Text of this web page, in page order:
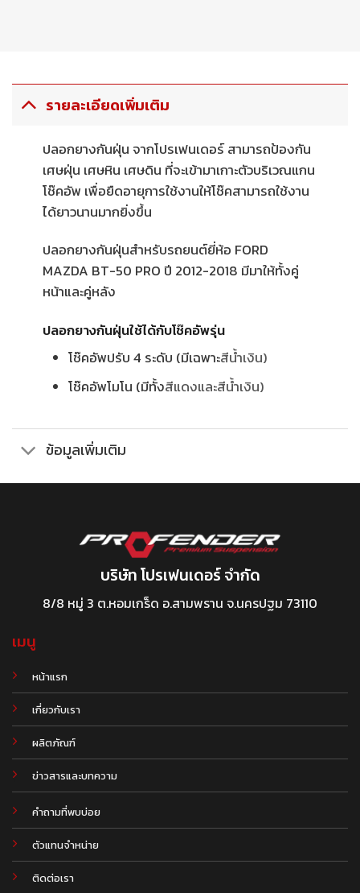
รายละเอียดเพิ่มเติม
ปลอกยางกันฝุ่น จากโปรเฟนเดอร์ สามารถป้องกัน
เศษฝุ่น เศษหิน เศษดิน ที่จะเข้ามาเกาะตัวบริเวณแกน
โช๊คอัพ เพื่อยืดอายุการใช้งานให้โช๊คสามารถใช้งาน
ได้ยาวนานมากยิ่งขึ้น
ปลอกยางกันฝุ่นสำหรับรถยนต์ยี่ห้อ FORD
MAZDA BT-50 PRO ปี 2012-2018 มีมาให้ทั้งคู่
หน้าและคู่หลัง
ปลอกยางกันฝุ่นใช้ได้กับโช๊คอัพรุ่น
โช๊คอัพปรับ 4 ระดับ (มีเฉพาะสีน้ำเงิน)
โช๊คอัพโมโน (มีทั้งสีแดงและสีน้ำเงิน)
ข้อมูลเพิ่มเติม
บริษัท โปรเฟนเดอร์ จำกัด
8/8 หมู่ 3 ต.หอมเกร็ด อ.สามพราน จ.นครปฐม 73110
เมนู
หน้าแรก
เกี่ยวกับเรา
ผลิตภัณฑ์
ข่าวสารและบทความ
.
คำถามที่พบบ่อย
ตัวแทนจำหน่าย
ติดต่อเรา